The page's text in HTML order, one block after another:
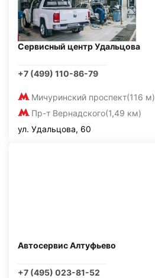
Сервисный центр Удальцова
+7 (499) 110-86-79
Мичуринский проспект(116 м)
Пр-т Вернадского(1,49 км)
ул. Удальцова, 60
Автосервис Алтуфьево
+7 (495) 023-81-52